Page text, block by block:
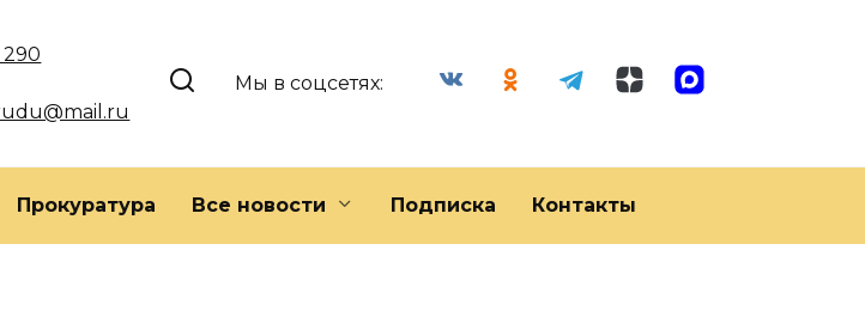
290
Мы в соцсетях:
Прокуратура Все новости Подписка Контакты